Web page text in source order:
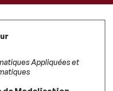
Appliquées et